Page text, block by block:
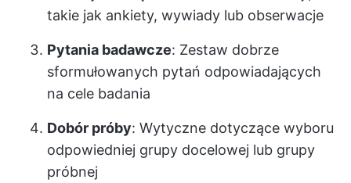
takie jak ankiety, wywiady lub obserwacje
Pytania badawcze: Zestaw dobrze
sformułowanych pytań odpowiadających
na cele badania
Dobór próby: Wytyczne dotyczące wyboru
odpowiedniej grupy docelowej lub grupy
próbnej